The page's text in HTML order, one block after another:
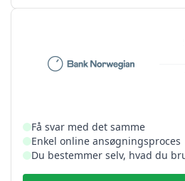
Få svar med det samme
Enkel online ansøgningsproces
Du bestemmer selv, hvad du